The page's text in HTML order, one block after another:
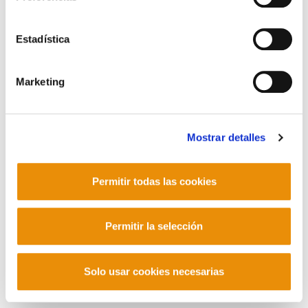
Estadística
Marketing
Mostrar detalles
Permitir todas las cookies
Permitir la selección
Solo usar cookies necesarias
Mastodon